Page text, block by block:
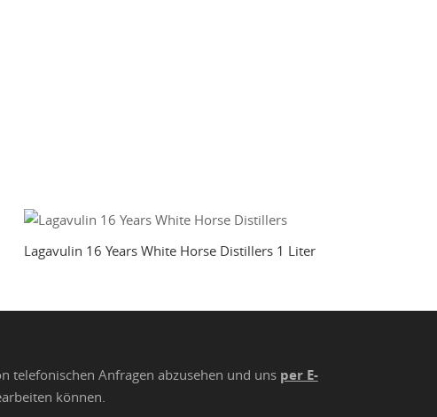
Lagavulin 16 Years White Horse Distillers 1 Liter
telefonischen Anfragen abzusehen und uns per E-
können.